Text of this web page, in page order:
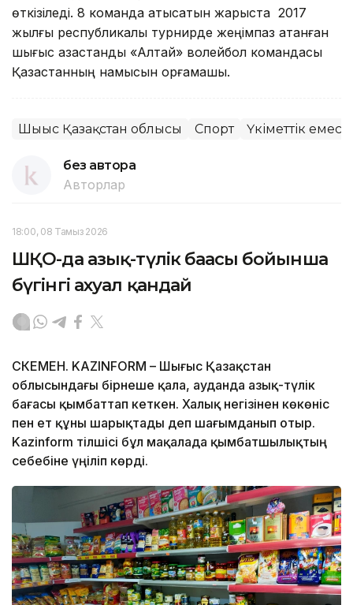
өткізіледі. 8 команда қатысатын жарыста 2017
жылғы республикалық турнирде жеңімпаз атанған
шығыс қазақстандық «Алтай» волейбол командасы
Қазақстанның намысын қорғамақшы.
Шығыс Қазақстан облысы Спорт Үкіметтік
без автора
Авторлар
18:00, 08 Тамыз 2026
ШҚО-да азық-түлік бағасы бойынша
бүгінгі ахуал қандай
ӨСКЕМЕН. KAZINFORM – Шығыс Қазақстан
облысындағы бірнеше қала, ауданда азық-түлік
бағасы қымбаттап кеткен. Халық негізінен көкөніс
пен ет құны шарықтады деп шағымданып отыр.
Kazinform тілшісі бұл мақалада қымбатшылықтың
себебіне үңіліп көрді.